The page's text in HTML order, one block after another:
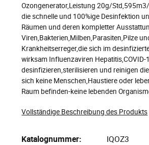
Ozongenerator,Leistung 20g/
die schnelle und 100%ige Desinfektion
Räumen und deren kompletter
Viren,Bakterien,Milben,Parasiten,Pilze
Krankheitserreger,die sich im
wirksam Influenzaviren Hepatitis,COVID-
desinfizieren,sterilisieren und reinigen
sich keine Menschen,Haustiere oder
Raum befinden-keine lebenden
Vollständige Beschreibung des Produkts
Katalognummer: IQOZ3